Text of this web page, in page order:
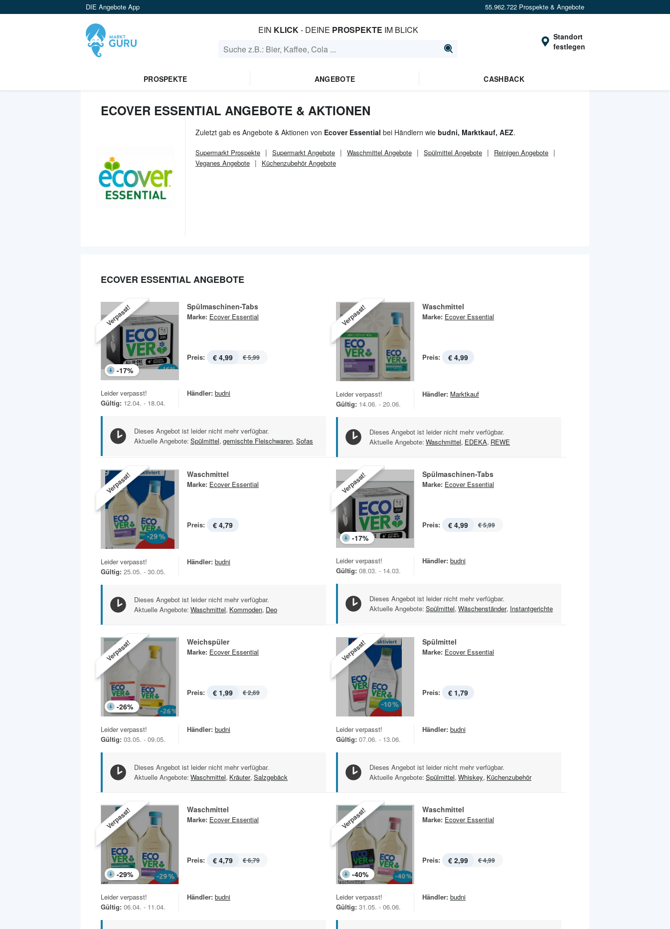
DIE Angebote App 55.962.722 Prospekte & Angebote
EIN KLICK- DEINE PROSPEKTE IM BLICK
Standort
festlegen
PROSPEKTE ANGEBOTE CASHBACK
ECOVER ESSENTIAL ANGEBOTE & AKTIONEN
Zuletzt gab es Angebote & Aktionen von Ecover Essential bei Händlern wie budni, Marktkauf, AEZ.
Supermarkt Prospekte Supermarkt Angebote Waschmittel Angebote Spülmittel Angebote
Reinigen Angebote
Veganes Angebote
Küchenzubehör Angebote
ECOVER ESSENTIAL ANGEBOTE
Verpasst!
-17%
Spülmaschinen-Tabs
Marke: Ecover Essential
Preis: € 4,99 € 5,99
Leider verpasst!
Gültig: 12.04. - 18.04.
Händler: budni
Dieses Angebot ist leider nicht mehr verfügbar.
Aktuelle Angebote: Spülmittel, gemischte Fleischwaren, Sofas
Verpasst! Waschmittel
Marke: Ecover Essential
Preis: € 4,99
Leider verpasst!
Gültig: 14.06. - 20.06.
Händler: Marktkauf
Dieses Angebot ist leider nicht mehr verfügbar.
Aktuelle Angebote: Waschmittel, EDEKA, REWE
Verpasst! Waschmittel
Marke: Ecover Essential
Preis: € 4,79
Leider verpasst!
Gültig: 25.05. - 30.05.
Händler: budni
Dieses Angebot ist leider nicht mehr verfügbar.
Aktuelle Angebote: Waschmittel, Kommoden, Deo
Verpasst!
-17%
Spülmaschinen-Tabs
Marke: Ecover Essential
Preis: € 4,99 € 5,99
Leider verpasst!
Gültig: 08.03. - 14.03.
Händler: budni
Dieses Angebot ist leider nicht mehr verfügbar.
Aktuelle Angebote: Spülmittel, Wäschenständer, Instantgerichte
Verpasst!
-26%
Weichspüler
Marke: Ecover Essential
Preis: € 1,99 € 2,69
Leider verpasst!
Gültig: 03.05. - 09.05.
Händler: budni
Dieses Angebot ist leider nicht mehr verfügbar.
Aktuelle Angebote: Waschmittel, Kräuter, Salzgebäck
Verpasst! Spülmittel
Marke: Ecover Essential
Preis: € 1,79
Leider verpasst!
Gültig: 07.06. - 13.06.
Händler: budni
Dieses Angebot ist leider nicht mehr verfügbar.
Aktuelle Angebote: Spülmittel, Whiskey, Küchenzubehör
Verpasst!
-29%
Waschmittel
Marke: Ecover Essential
Preis: € 4,79 € 6,79
Leider verpasst!
Gültig: 06.04. - 11.04.
Händler: budni
Verpasst!
-40%
Waschmittel
Marke: Ecover Essential
Preis: € 2,99 € 4,99
Leider verpasst!
Gültig: 31.05. - 06.06.
Händler: budni